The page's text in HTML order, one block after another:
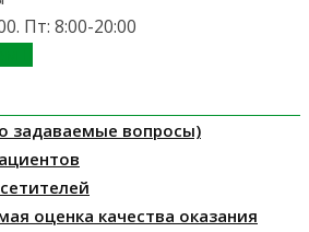
Пт: 8:00-20:00
задаваемые вопросы)
оценка качества оказания